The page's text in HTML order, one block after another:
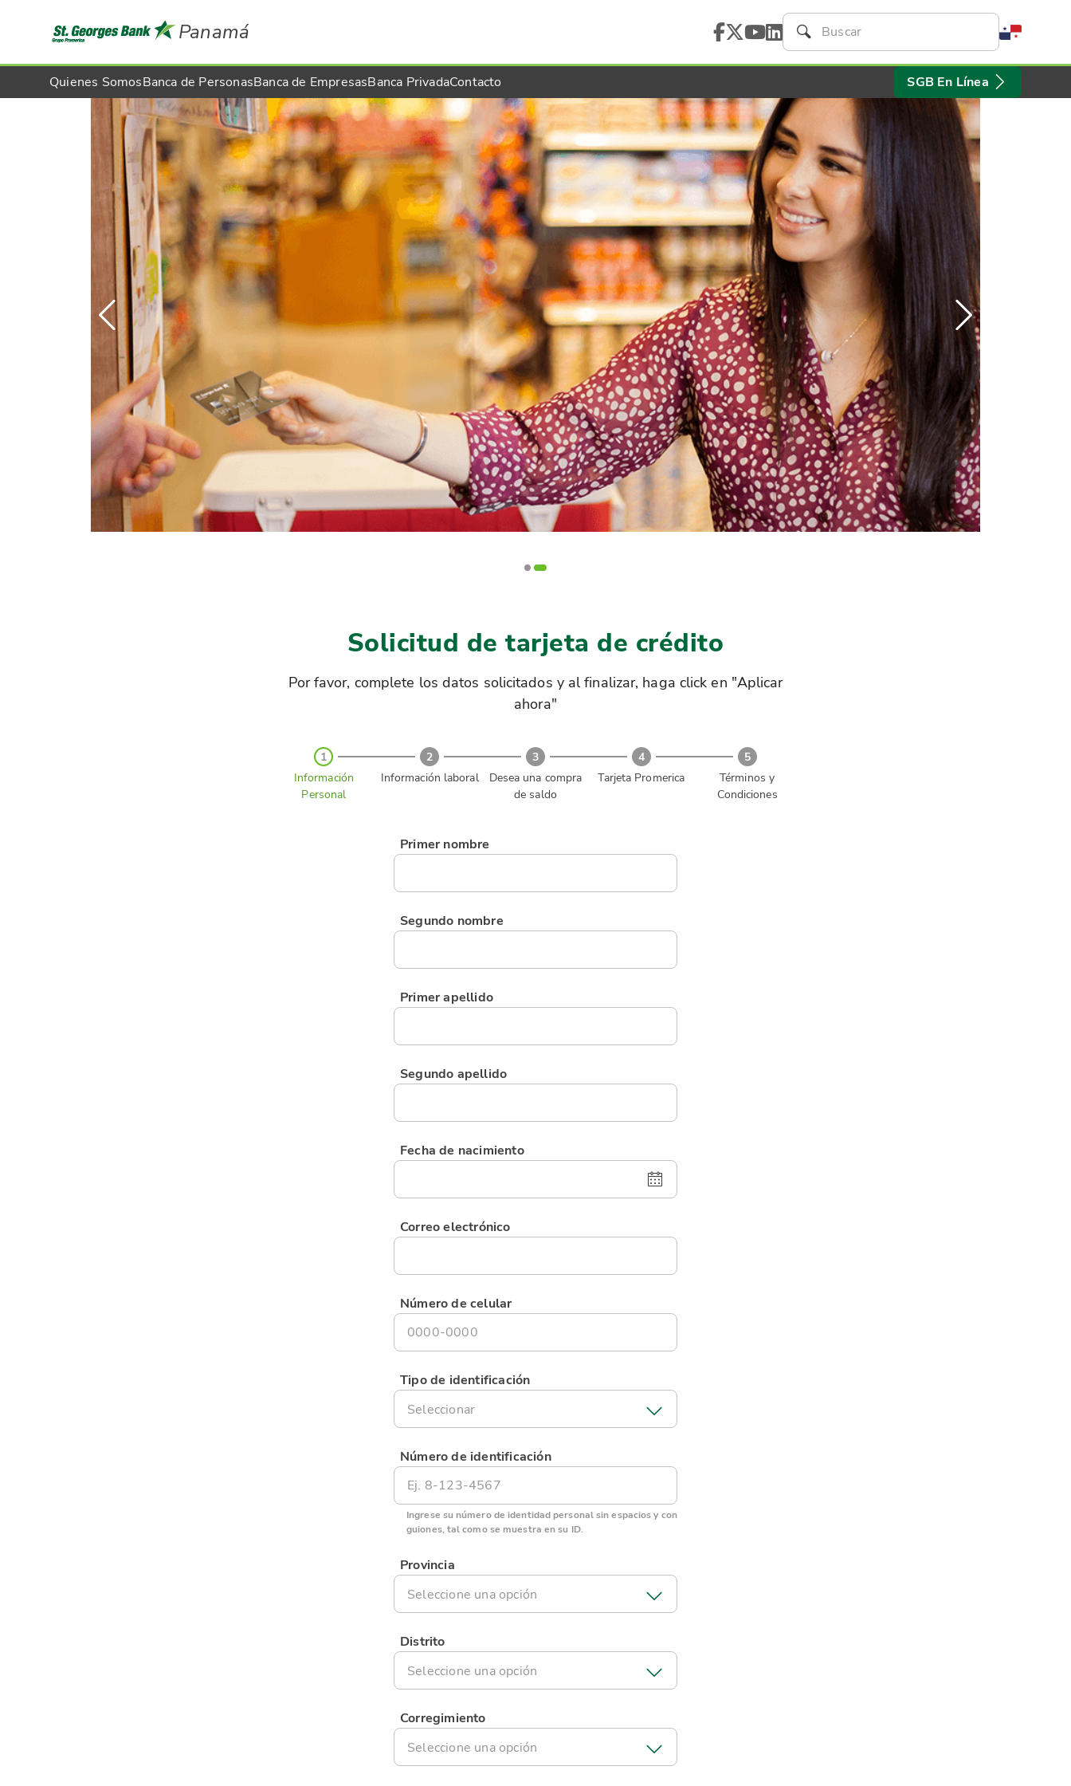
Panamá
Quienes SomosBanca de PersonasBanca de EmpresasBanca PrivadaContacto SGB En Línea
Solicitud de tarjeta de crédito
Por favor, complete los datos solicitados y al finalizar, haga click en "Aplicar
ahora"
1
Información
Personal
2
Información laboral
3
Desea una compra
de saldo
4
Tarjeta Promerica
5
Términos y
Condiciones
Primer nombre
Segundo nombre
Primer apellido
Segundo apellido
Fecha de nacimiento
Correo electrónico
Número de celular
Tipo de identificación
Seleccionar
Número de identificación
Ingrese su número de identidad personal sin espacios y con
guiones, tal como se muestra en su ID.
Provincia
Seleccione una opción
Distrito
Seleccione una opción
Corregimiento
Seleccione una opción